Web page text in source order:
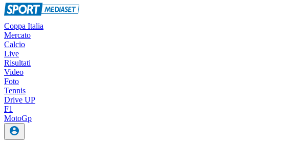
Coppa Italia
Mercato
Calcio
Live
Risultati
Video
Foto
Tennis
Drive UP
F1
MotoGp